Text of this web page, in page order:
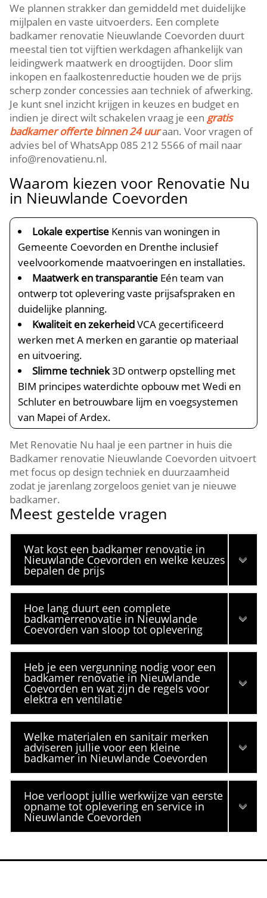
We plannen strakker dan gemiddeld met duidelijke
mijlpalen en vaste uitvoerders. Een complete
badkamer renovatie Nieuwlande Coevorden duurt
meestal tien tot vijftien werkdagen afhankelijk van
leidingwerk maatwerk en droogtijden. Door slim
inkopen en faalkostenreductie houden we de prijs
scherp zonder concessies aan techniek of afwerking.
Je kunt snel inzicht krijgen in keuzes en budget en
indien je direct wilt schakelen vraag je een gratis
badkamer offerte binnen 24 uuraan. Voor vragen of
advies bel of WhatsApp 085 212 5566 of mail naar
info@renovatienu.nl.
Waarom kiezen voor Renovatie Nu
in Nieuwlande Coevorden
Lokale expertise Kennis van woningen in
Gemeente Coevorden en Drenthe inclusief
veelvoorkomende maatvoeringen en installaties.
Maatwerk en transparantie Eén team van
ontwerp tot oplevering vaste prijsafspraken en
duidelijke planning.
Kwaliteit en zekerheidVCA gecertificeerd
werken met A merken en garantie op materiaal
en uitvoering.
Slimme techniek3D ontwerp opstelling met
BIM principes waterdichte opbouw met Wedi en
Schluter en betrouwbare lijm en voegsystemen
van Mapei of Ardex.
Met Renovatie Nu haal je een partner in huis die
Badkamer renovatie Nieuwlande Coevorden uitvoert
met focus op design techniek en duurzaamheid
zodat je jarenlang zorgeloos geniet van je nieuwe
badkamer.
Meest gestelde vragen
Wat kost een badkamer renovatie in
Nieuwlande Coevorden en welke keuzes
bepalen de prijs
Hoe lang duurt een complete
badkamerrenovatie in Nieuwlande
Coevorden van sloop tot oplevering
Heb je een vergunning nodig voor een
badkamer renovatie in Nieuwlande
Coevorden en wat zijn de regels voor
elektra en ventilatie
Welke materialen en sanitair merken
adviseren jullie voor een kleine
badkamer in Nieuwlande Coevorden
Hoe verloopt jullie werkwijze van eerste
opname tot oplevering en service in
Nieuwlande Coevorden